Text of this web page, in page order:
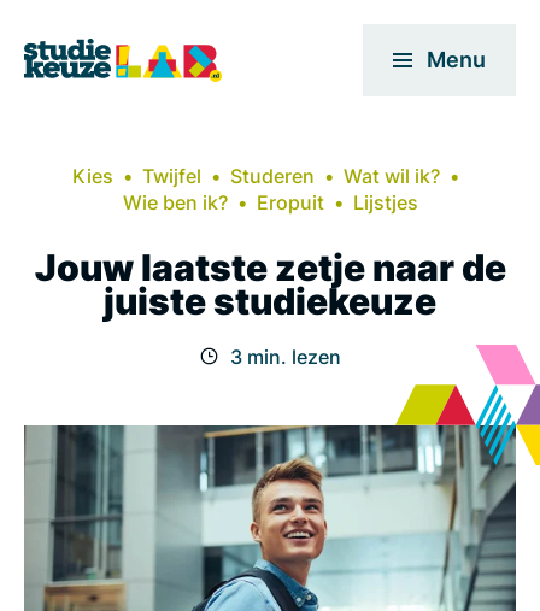
Menu
Kies Twijfel Studeren
Wat wil ik?
Wie ben ik?
Eropuit Lijstjes
Jouw laatste zetje naar de
juiste studiekeuze
3 min. lezen